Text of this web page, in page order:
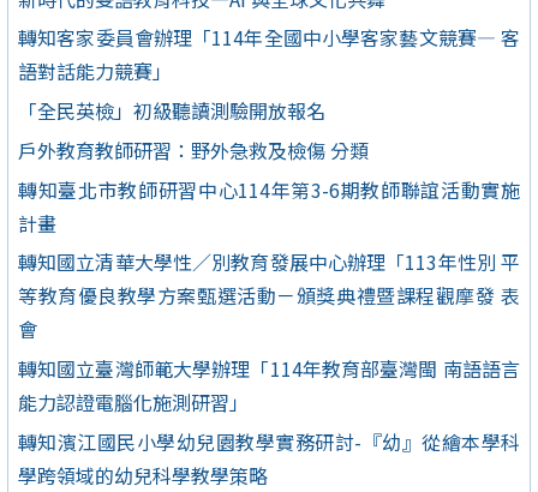
轉知客家委員會辦理「114年全國中小學客家藝文競賽— 客
語對話能力競賽」
「全民英檢」初級聽讀測驗開放報名
戶外教育教師研習：野外急救及檢傷 分類
轉知臺北市教師研習中心114年第3-6期教師聯誼活動實施
計畫
轉知國立清華大學性／別教育發展中心辦理「113年性別 平
等教育優良教學方案甄選活動－頒獎典禮暨課程觀摩發 表
會
轉知國立臺灣師範大學辦理「114年教育部臺灣閩 南語語言
能力認證電腦化施測研習」
轉知濱江國民小學幼兒園教學實務研討-『幼』從繪本學科
學跨領域的幼兒科學教學策略